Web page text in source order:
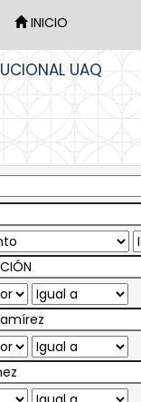
INICIO
UAQ